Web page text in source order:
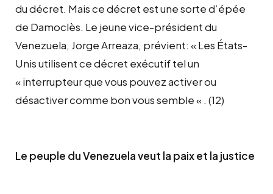
du décret. Mais ce décret est une sorte d’épée
de Damoclès. Le jeune vice-président du
Venezuela, Jorge Arreaza, prévient: « Les États-
Unis utilisent ce décret exécutif tel un
« interrupteur que vous pouvez activer ou
désactiver comme bon vous semble « . (12)
Le peuple du Venezuela veut la paix et la justice